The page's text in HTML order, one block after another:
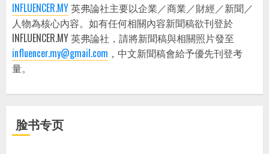
INFLUENCER.MY英弗論社主要以企業／商業／財經／新聞／
人物為核心內容。如有任何相關內容新聞稿欲刊登於
INFLUENCER.MY 英弗論社，請將新聞稿與相關照片發至
influencer.my@gmail.com ，中文新聞稿會給予優先刊登考
量。
脸书专页